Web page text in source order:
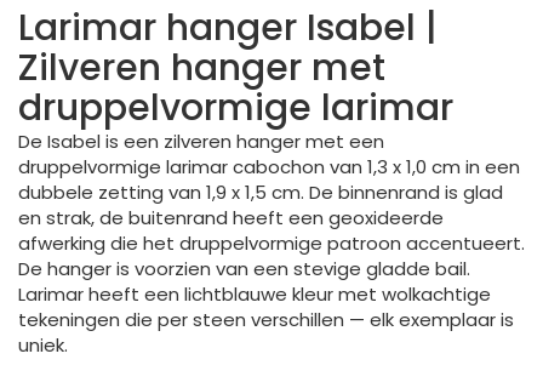
Larimar hanger Isabel |
Zilveren hanger met
druppelvormige larimar
De Isabel is een zilveren hanger met een
druppelvormige larimar cabochon van 1,3 x 1,0 cm in een
dubbele zetting van 1,9 x 1,5 cm. De binnenrand is glad
en strak, de buitenrand heeft een geoxideerde
afwerking die het druppelvormige patroon accentueert.
De hanger is voorzien van een stevige gladde bail.
Larimar heeft een lichtblauwe kleur met wolkachtige
tekeningen die per steen verschillen — elk exemplaar is
uniek.